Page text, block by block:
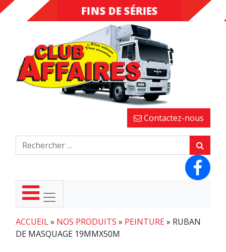
DESTOCKAGE
FINS DE SÉRIES
Contactez-nous
ACCUEIL» NOS PRODUITS » PEINTURE» RUBAN
DE MASQUAGE 19MMX50M